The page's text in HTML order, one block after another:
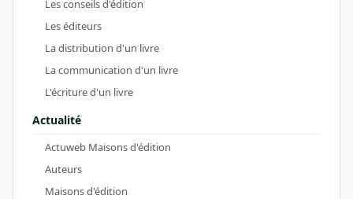
Les conseils d'édition
Les éditeurs
La distribution d'un livre
La communication d'un livre
L'écriture d'un livre
Actualité
Actuweb Maisons d'édition
Auteurs
Maisons d'édition